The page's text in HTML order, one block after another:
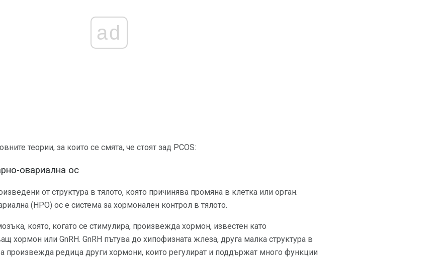
ad
теории, за които се смята, че стоят зад PCOS:
овариална ос
от структура в тялото, която причинява промяна в клетка или орган.
(HPO) ос е система за хормонален контрол в тялото.
която, когато се стимулира, произвежда хормон, известен като
хормон или GnRH. GnRH пътува до хипофизната жлеза, друга малка структура в
произвежда редица други хормони, които регулират и поддържат много функции